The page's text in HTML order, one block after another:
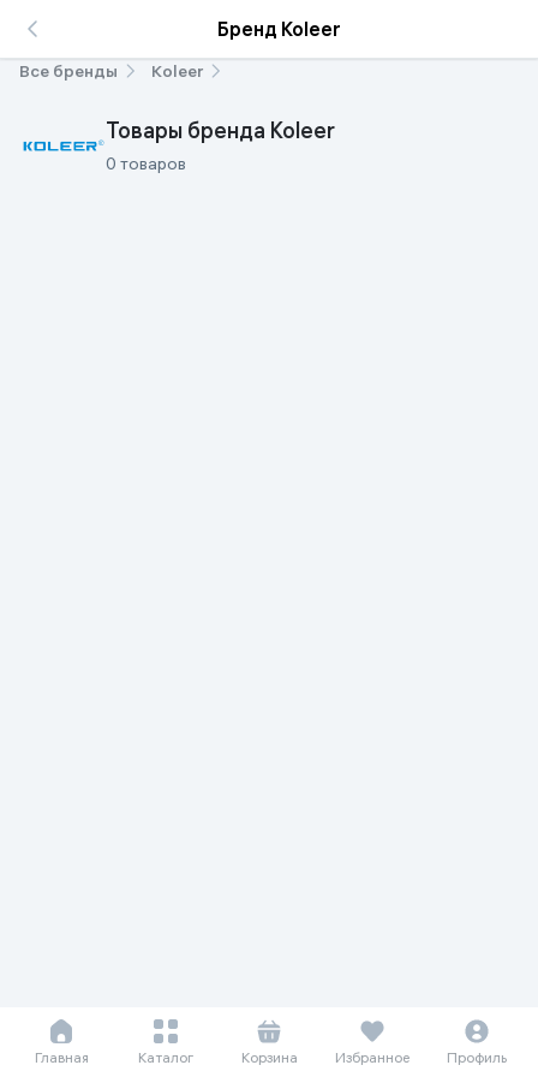
Бренд Koleer
Все бренды Koleer
Товары бренда Koleer
0 товаров
Главная Каталог Корзина Избранное Профиль